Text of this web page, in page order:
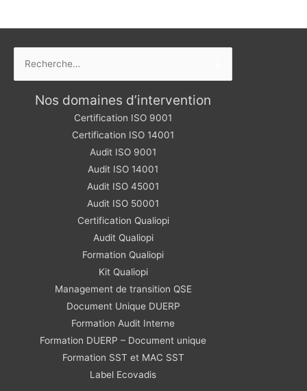
Nos domaines d’intervention
Certification ISO 9001
Certification ISO 14001
Audit ISO 9001
Audit ISO 14001
Audit ISO 45001
Audit ISO 50001
Certification Qualiopi
Audit Qualiopi
Formation Qualiopi
Kit Qualiopi
Management de transition QSE
Document Unique DUERP
Formation Audit Interne
Formation DUERP – Document unique
Formation SST et MAC SST
Label Ecovadis